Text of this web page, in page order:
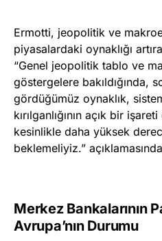
Ermotti, jeopolitik ve
piyasalardaki oynaklığı
“Genel jeopolitik tablo ve
göstergelere bakıldığında,
gördüğümüz oynaklık,
kırılganlığının açık bir
kesinlikle daha yüksek
beklemeliyiz.”
Merkez Bankalarının
Avrupa’nın Durumu